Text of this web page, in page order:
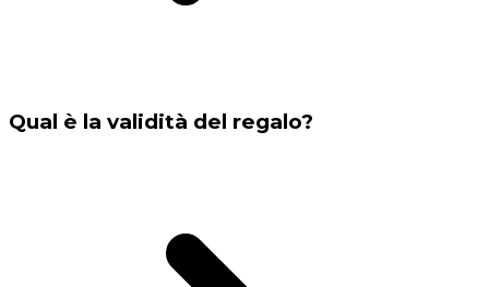
Qual è la validità del regalo?